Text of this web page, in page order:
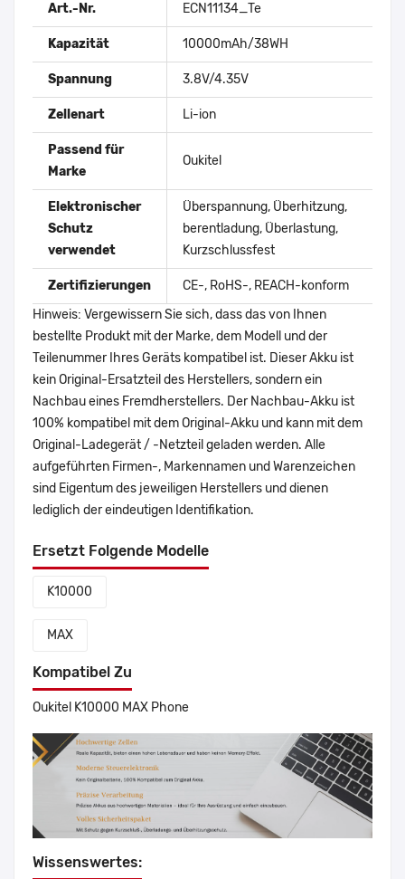
Art.-Nr. ECN11134_Te
Kapazität 10000mAh/38WH
Spannung 3.8V/4.35V
Zellenart Li-ion
Passend für
Marke
Oukitel
Elektronischer
Schutz
verwendet
Überspannung, Überhitzung,
berentladung, Überlastung,
Kurzschlussfest
Zertifizierungen
CE-, RoHS-, REACH-konform
Hinweis: Vergewissern Sie sich, dass das von Ihnen
bestellte Produkt mit der Marke, dem Modell und der
Teilenummer Ihres Geräts kompatibel ist. Dieser Akku ist
kein Original-Ersatzteil des Herstellers, sondern ein
Nachbau eines Fremdherstellers. Der Nachbau-Akku ist
100% kompatibel mit dem Original-Akku und kann mit dem
Original-Ladegerät / -Netzteil geladen werden. Alle
aufgeführten Firmen-, Markennamen und Warenzeichen
sind Eigentum des jeweiligen Herstellers und dienen
lediglich der eindeutigen Identifikation.
Ersetzt Folgende Modelle
K10000
MAX
Kompatibel Zu
Oukitel K10000 MAX Phone
Wissenswertes: